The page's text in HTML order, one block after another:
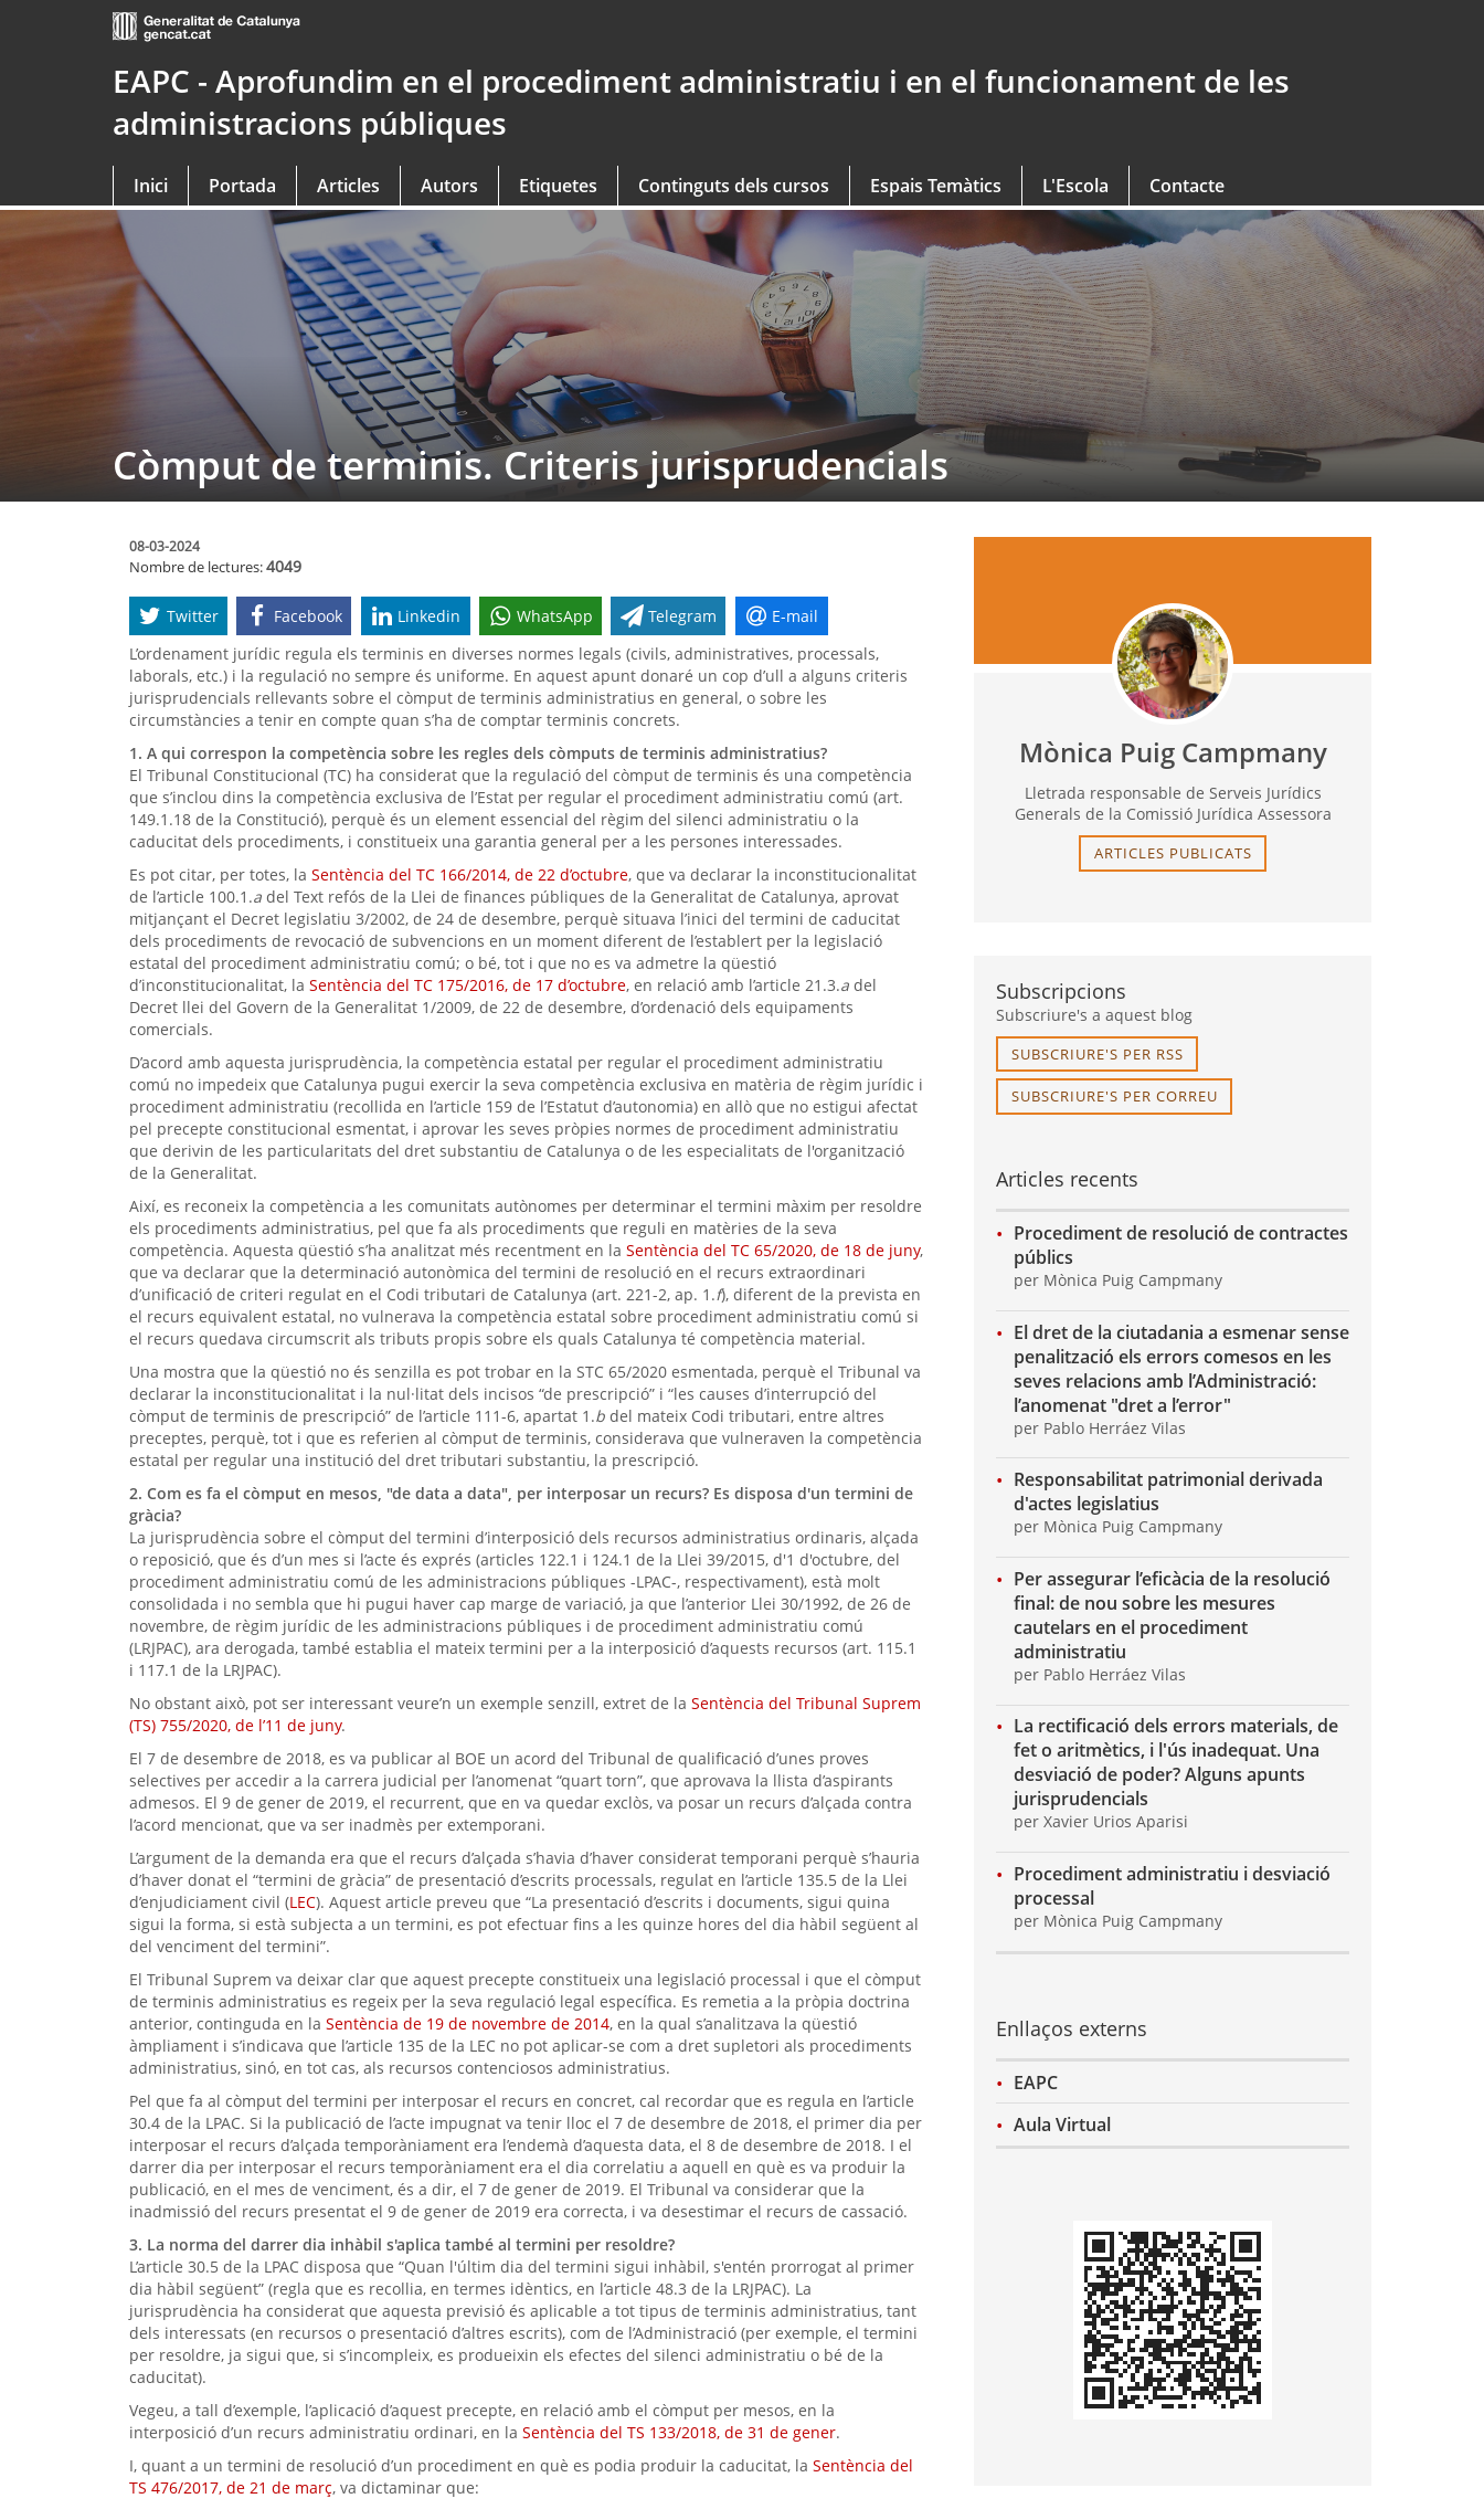
EAPC - Aprofundim en el procediment administratiu i en el funcionament de les
administracions públiques
Inici Portada Articles Autors Etiquetes Continguts dels cursos Espais Temàtics L'Escola Contacte
Còmput de terminis. Criteris jurisprudencials
08-03-2024
Nombre de lectures:4049
Twitter Facebook Linkedin WhatsApp Telegram
E-mail
L’ordenament jurídic regula els terminis en diverses normes legals (civils, administratives, processals,
laborals, etc.) i la regulació no sempre és uniforme. En aquest apunt donaré un cop d’ull a alguns criteris
jurisprudencials rellevants sobre el còmput de terminis administratius en general, o sobre les
circumstàncies a tenir en compte quan s’ha de comptar terminis concrets.
1. A qui correspon la competència sobre les regles dels còmputs de terminis administratius?
El Tribunal Constitucional (TC) ha considerat que la regulació del còmput de terminis és una competència
que s’inclou dins la competència exclusiva de l’Estat per regular el procediment administratiu comú (art.
149.1.18 de la Constitució), perquè és un element essencial del règim del silenci administratiu o la
caducitat dels procediments, i constitueix una garantia general per a les persones interessades.
Es pot citar, per totes, la Sentència del TC 166/2014, de 22 d’octubre, que va declarar la inconstitucionalitat
de l’article 100.1.a del Text refós de la Llei de finances públiques de la Generalitat de Catalunya, aprovat
mitjançant el Decret legislatiu 3/2002, de 24 de desembre, perquè situava l’inici del termini de caducitat
dels procediments de revocació de subvencions en un moment diferent de l’establert per la legislació
estatal del procediment administratiu comú; o bé, tot i que no es va admetre la qüestió
d’inconstitucionalitat, la Sentència del TC 175/2016, de 17 d’octubre, en relació amb l’article 21.3.a del
Decret llei del Govern de la Generalitat 1/2009, de 22 de desembre, d’ordenació dels equipaments
comercials.
D’acord amb aquesta jurisprudència, la competència estatal per regular el procediment administratiu
comú no impedeix que Catalunya pugui exercir la seva competència exclusiva en matèria de règim jurídic i
procediment administratiu (recollida en l’article 159 de l’Estatut d’autonomia) en allò que no estigui afectat
pel precepte constitucional esmentat, i aprovar les seves pròpies normes de procediment administratiu
que derivin de les particularitats del dret substantiu de Catalunya o de les especialitats de l'organització
de la Generalitat.
Així, es reconeix la competència a les comunitats autònomes per determinar el termini màxim per resoldre
els procediments administratius, pel que fa als procediments que reguli en matèries de la seva
competència. Aquesta qüestió s’ha analitzat més recentment en la Sentència del TC 65/2020, de 18 de juny,
que va declarar que la determinació autonòmica del termini de resolució en el recurs extraordinari
d’unificació de criteri regulat en el Codi tributari de Catalunya (art. 221-2, ap. 1.f), diferent de la prevista en
el recurs equivalent estatal, no vulnerava la competència estatal sobre procediment administratiu comú si
el recurs quedava circumscrit als tributs propis sobre els quals Catalunya té competència material.
Una mostra que la qüestió no és senzilla es pot trobar en la STC 65/2020 esmentada, perquè el Tribunal va
declarar la inconstitucionalitat i la nul·litat dels incisos “de prescripció” i “les causes d’interrupció del
còmput de terminis de prescripció” de l’article 111-6, apartat 1.b del mateix Codi tributari, entre altres
preceptes, perquè, tot i que es referien al còmput de terminis, considerava que vulneraven la competència
estatal per regular una institució del dret tributari substantiu, la prescripció.
2. Com es fa el còmput en mesos, "de data a data", per interposar un recurs? Es disposa d'un termini de
gràcia?
La jurisprudència sobre el còmput del termini d’interposició dels recursos administratius ordinaris, alçada
o reposició, que és d’un mes si l’acte és exprés (articles 122.1 i 124.1 de la Llei 39/2015, d'1 d'octubre, del
procediment administratiu comú de les administracions públiques -LPAC-, respectivament), està molt
consolidada i no sembla que hi pugui haver cap marge de variació, ja que l’anterior Llei 30/1992, de 26 de
novembre, de règim jurídic de les administracions públiques i de procediment administratiu comú
(LRJPAC), ara derogada, també establia el mateix termini per a la interposició d’aquests recursos (art. 115.1
i 117.1 de la LRJPAC).
No obstant això, pot ser interessant veure’n un exemple senzill, extret de la Sentència del Tribunal Suprem
(TS) 755/2020, de l’11 de juny.
El 7 de desembre de 2018, es va publicar al BOE un acord del Tribunal de qualificació d’unes proves
selectives per accedir a la carrera judicial per l’anomenat “quart torn”, que aprovava la llista d’aspirants
admesos. El 9 de gener de 2019, el recurrent, que en va quedar exclòs, va posar un recurs d’alçada contra
l’acord mencionat, que va ser inadmès per extemporani.
L’argument de la demanda era que el recurs d’alçada s’havia d’haver considerat temporani perquè s’hauria
d’haver donat el “termini de gràcia” de presentació d’escrits processals, regulat en l’article 135.5 de la Llei
d’enjudiciament civil (LEC). Aquest article preveu que “La presentació d’escrits i documents, sigui quina
sigui la forma, si està subjecta a un termini, es pot efectuar fins a les quinze hores del dia hàbil següent al
del venciment del termini”.
El Tribunal Suprem va deixar clar que aquest precepte constitueix una legislació processal i que el còmput
de terminis administratius es regeix per la seva regulació legal específica. Es remetia a la pròpia doctrina
anterior, continguda en la Sentència de 19 de novembre de 2014, en la qual s’analitzava la qüestió
àmpliament i s’indicava que l’article 135 de la LEC no pot aplicar-se com a dret supletori als procediments
administratius, sinó, en tot cas, als recursos contenciosos administratius.
Pel que fa al còmput del termini per interposar el recurs en concret, cal recordar que es regula en l’article
30.4 de la LPAC. Si la publicació de l’acte impugnat va tenir lloc el 7 de desembre de 2018, el primer dia per
interposar el recurs d’alçada temporàniament era l’endemà d’aquesta data, el 8 de desembre de 2018. I el
darrer dia per interposar el recurs temporàniament era el dia correlatiu a aquell en què es va produir la
publicació, en el mes de venciment, és a dir, el 7 de gener de 2019. El Tribunal va considerar que la
inadmissió del recurs presentat el 9 de gener de 2019 era correcta, i va desestimar el recurs de cassació.
3. La norma del darrer dia inhàbil s'aplica també al termini per resoldre?
L’article 30.5 de la LPAC disposa que “Quan l'últim dia del termini sigui inhàbil, s'entén prorrogat al primer
dia hàbil següent” (regla que es recollia, en termes idèntics, en l’article 48.3 de la LRJPAC). La
jurisprudència ha considerat que aquesta previsió és aplicable a tot tipus de terminis administratius, tant
dels interessats (en recursos o presentació d’altres escrits), com de l’Administració (per exemple, el termini
per resoldre, ja sigui que, si s’incompleix, es produeixin els efectes del silenci administratiu o bé de la
caducitat).
Vegeu, a tall d’exemple, l’aplicació d’aquest precepte, en relació amb el còmput per mesos, en la
interposició d’un recurs administratiu ordinari, en la Sentència del TS 133/2018, de 31 de gener.
I, quant a un termini de resolució d’un procediment en què es podia produir la caducitat, la Sentència del
TS 476/2017, de 21 de març, va dictaminar que:
Mònica Puig Campmany
Lletrada responsable de Serveis Jurídics
Generals de la Comissió Jurídica Assessora
ARTICLES PUBLICATS
Subscripcions
Subscriure's a aquest blog
SUBSCRIURE'S PER RSS
SUBSCRIURE'S PER CORREU
Articles recents
Procediment de resolució de contractes
públics
per Mònica Puig Campmany
El dret de la ciutadania a esmenar sense
penalització els errors comesos en les
seves relacions amb l’Administració:
l’anomenat "dret a l’error"
per Pablo Herráez Vilas
Responsabilitat patrimonial derivada
d'actes legislatius
per Mònica Puig Campmany
Per assegurar l’eficàcia de la resolució
final: de nou sobre les mesures
cautelars en el procediment
administratiu
per Pablo Herráez Vilas
La rectificació dels errors materials, de
fet o aritmètics, i l'ús inadequat. Una
desviació de poder? Alguns apunts
jurisprudencials
per Xavier Urios Aparisi
Procediment administratiu i desviació
processal
per Mònica Puig Campmany
Enllaços externs
EAPC
Aula Virtual